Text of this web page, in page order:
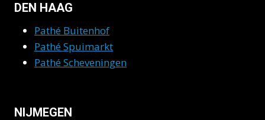
DEN HAAG
Pathé Buitenhof
Pathé Spuimarkt
Pathé Scheveningen
NIJMEGEN